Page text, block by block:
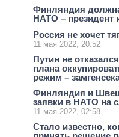
Финляндия
НАТО – президент
Россия не хочет
11 мая 2022, 20:52
Путин не
плана
режим –
Финляндия и
заявки в НАТО на
11 мая 2022, 02:58
Стало известно,